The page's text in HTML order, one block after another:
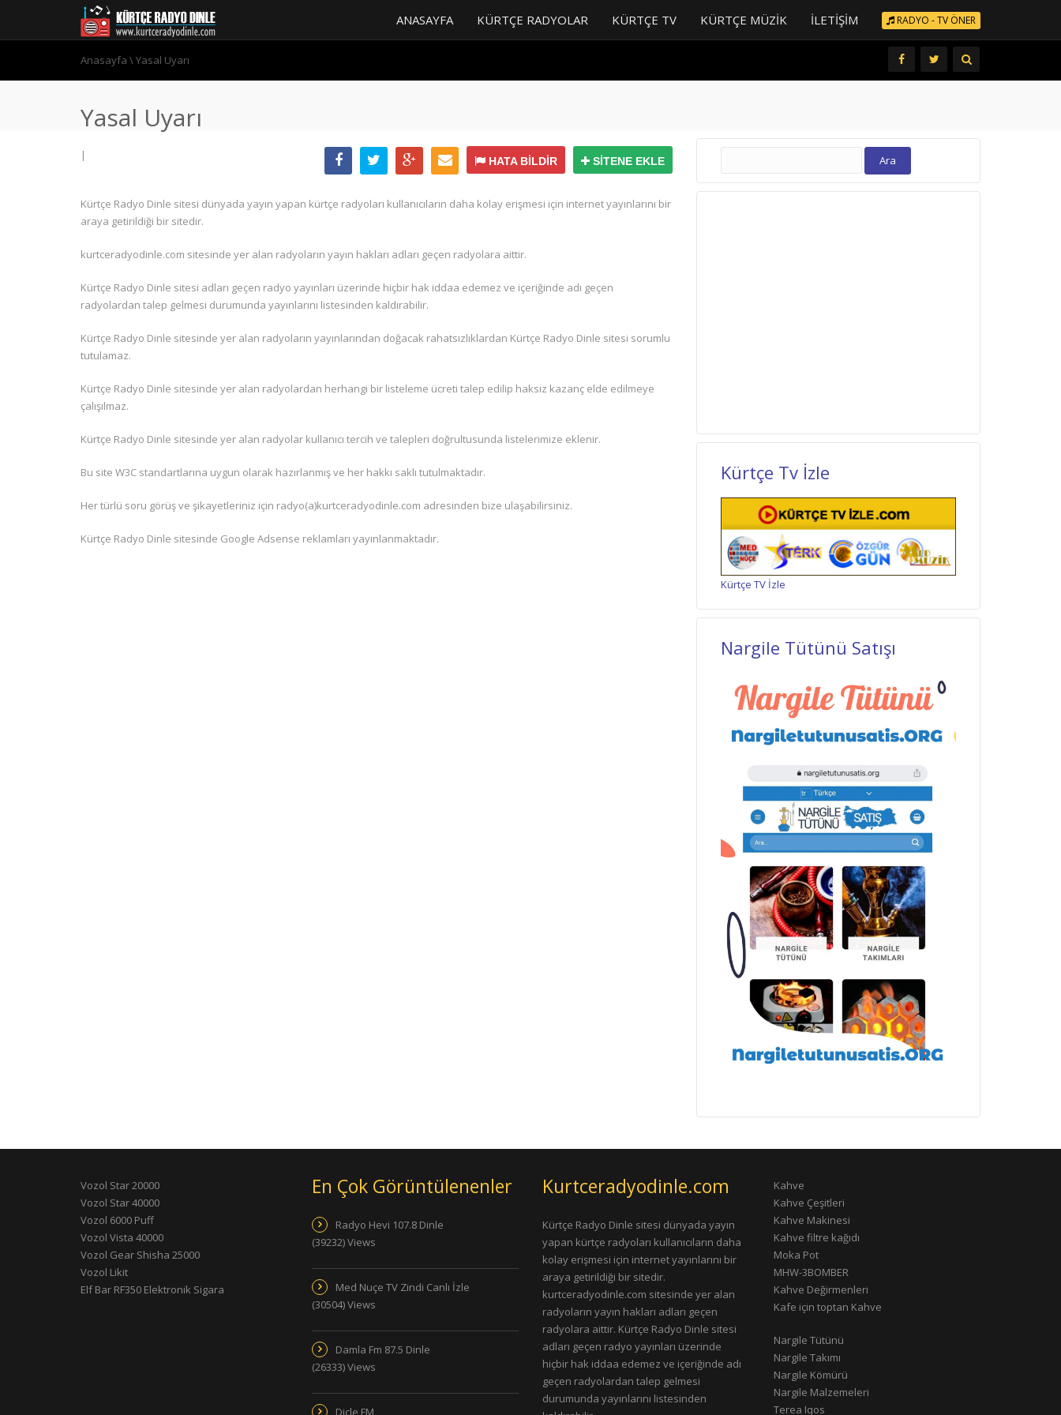
RADYO - TV ÖNER
ANASAYFA KÜRTÇE RADYOLAR KÜRTÇE TV KÜRTÇE MÜZIK İLETIŞIM
Anasayfa \Yasal Uyarı
Yasal Uyarı
| HATA BİLDİR SİTENE EKLE
Kürtçe Radyo Dinle sitesi dünyada yayın yapan kürtçe radyoları kullanıcıların daha kolay erişmesi için internet yayınlarını bir
araya getirildiği bir sitedir.
kurtceradyodinle.com sitesinde yer alan radyoların yayın hakları adları geçen radyolara aittir.
Kürtçe Radyo Dinle sitesi adları geçen radyo yayınları üzerinde hiçbir hak iddaa edemez ve içeriğinde adı geçen
radyolardan talep gelmesi durumunda yayınlarını listesinden kaldırabilir.
Kürtçe Radyo Dinle sitesinde yer alan radyoların yayınlarından doğacak rahatsızlıklardan Kürtçe Radyo Dinle sitesi sorumlu
tutulamaz.
Kürtçe Radyo Dinle sitesinde yer alan radyolardan herhangi bir listeleme ücreti talep edilip haksız kazanç elde edilmeye
çalışılmaz.
Kürtçe Radyo Dinle sitesinde yer alan radyolar kullanıcı tercih ve talepleri doğrultusunda listelerimize eklenir.
Bu site W3C standartlarına uygun olarak hazırlanmış ve her hakkı saklı tutulmaktadır.
Her türlü soru görüş ve şikayetleriniz için radyo(a)kurtceradyodinle.com adresinden bize ulaşabilirsiniz.
Kürtçe Radyo Dinle sitesinde Google Adsense reklamları yayınlanmaktadır.
Arama:
Kürtçe Tv İzle
Kürtçe TV İzle
Nargile Tütünü Satışı
Vozol Star 20000
Vozol Star 40000
Vozol 6000 Puff
Vozol Vista 40000
Vozol Gear Shisha 25000
Vozol Likit
Elf Bar RF350 Elektronik Sigara
En Çok Görüntülenenler
Radyo Hevi 107.8 Dinle
(39232) Views
Med Nuçe TV Zindi Canlı İzle
(30504) Views
Damla Fm 87.5 Dinle
(26333) Views
Kurtceradyodinle.com
Kürtçe Radyo Dinle sitesi dünyada yayın
yapan kürtçe radyoları kullanıcıların daha
kolay erişmesi için internet yayınlarını bir
araya getirildiği bir sitedir.
kurtceradyodinle.com sitesinde yer alan
radyoların yayın hakları adları geçen
radyolara aittir. Kürtçe Radyo Dinle sitesi
adları geçen radyo yayınları üzerinde
hiçbir hak iddaa edemez ve içeriğinde adı
geçen radyolardan talep gelmesi
durumunda yayınlarını listesinden
Kahve
Kahve Çeşitleri
Kahve Makinesi
Kahve filtre kağıdı
Moka Pot
MHW-3BOMBER
Kahve Değirmenleri
Kafe için toptan Kahve
Nargile Tütünü
Nargile Takımı
Nargile Kömürü
Nargile Malzemeleri
Terea Iqos